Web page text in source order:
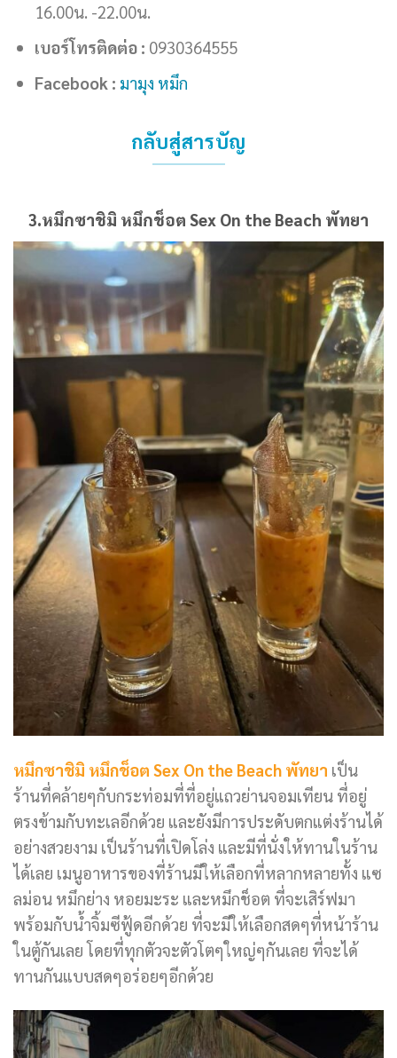
16.00น. -22.00น.
เบอร์โทรติดต่อ : 0930364555
Facebook : มามุง หมึก
กลับสู่สารบัญ
3.หมึกซาชิมิ หมึกช็อต Sex On the Beach พัทยา
หมึกซาชิมิ หมึกช็อต Sex On the Beach พัทยา เป็น
ร้านที่คล้ายๆกับกระท่อมที่ที่อยู่แถวย่านจอมเทียน ที่อยู่
ตรงข้ามกับทะเลอีกด้วย และยังมีการประดับตกแต่งร้านได้
อย่างสวยงาม เป็นร้านที่เปิดโล่ง และมีที่นั่งให้ทานในร้าน
ได้เลย เมนูอาหารของที่ร้านมีให้เลือกที่หลากหลายทั้ง แซ
ลม่อน หมึกย่าง หอยมะระ และหมึกช็อต ที่จะเสิร์ฟมา
พร้อมกับน้ำจิ้มซีฟู้ดอีกด้วย ที่จะมีให้เลือกสดๆที่หน้าร้าน
ในตู้กันเลย โดยที่ทุกตัวจะตัวโตๆใหญ่ๆกันเลย ที่จะได้
ทานกันแบบสดๆอร่อยๆอีกด้วย